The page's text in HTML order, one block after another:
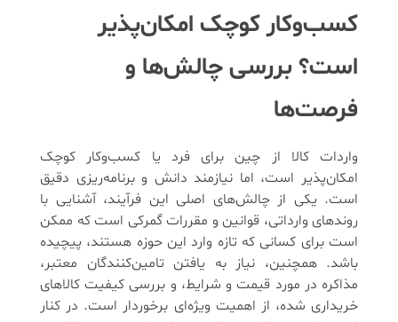
کسب‌وکار کوچک امکان‌پذیر
است؟ بررسی چالش‌ها و
فرصت‌ها
واردات کالا از چین برای فرد یا کسب‌وکار کوچک
امکان‌پذیر است، اما نیازمند دانش و برنامه‌ریزی دقیق
است. یکی از چالش‌های اصلی این فرآیند، آشنایی با
روندهای وارداتی، قوانین و مقررات گمرکی است که ممکن
است برای کسانی که تازه وارد این حوزه هستند، پیچیده
باشد. همچنین، نیاز به یافتن تامین‌کنندگان معتبر،
مذاکره در مورد قیمت و شرایط، و بررسی کیفیت کالاهای
خریداری شده، از اهمیت ویژه‌ای برخوردار است. در کنار